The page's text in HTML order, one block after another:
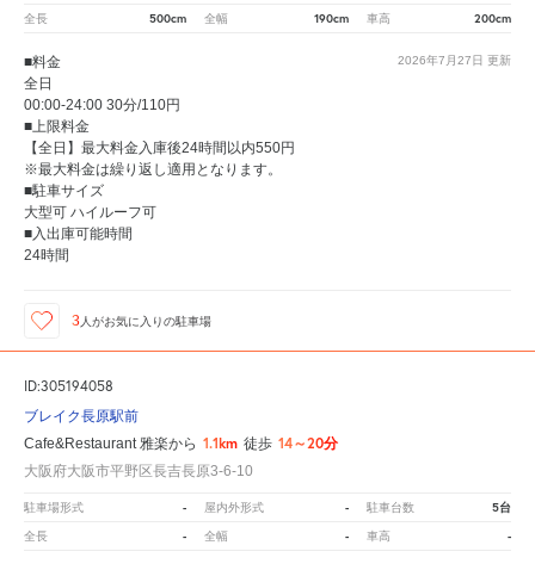
全長 500cm 全幅 190cm 車高 200cm
2026年7月27日 更新
■料金
全日
00:00-24:00 30分/110円
■上限料金
【全日】最大料金入庫後24時間以内550円
※最大料金は繰り返し適用となります。
■駐車サイズ
大型可 ハイルーフ可
■入出庫可能時間
24時間
3人がお気に入りの駐車場
ID:305194058
ブレイク長原駅前
Cafe&Restaurant 雅楽から 1.1km 徒歩 14～20分
大阪府大阪市平野区長吉長原3-6-10
駐車場形式 - 屋内外形式 - 駐車台数 5台
全長 - 全幅 - 車高 -